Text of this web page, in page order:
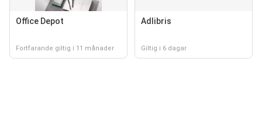
Office Depot
Fortfarande giltig i 11 månader
Adlibris
Giltig i 6 dagar